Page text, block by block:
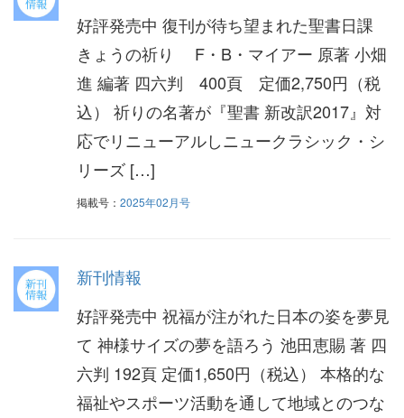
好評発売中 復刊が待ち望まれた聖書日課
きょうの祈り F・B・マイアー 原著 小畑
進 編著 四六判 400頁 定価2,750円（税
込） 祈りの名著が『聖書 新改訳2017』対
応でリニューアルしニュークラシック・シ
リーズ […]
掲載号： 2025年02月号
新刊情報
好評発売中 祝福が注がれた日本の姿を夢見
て 神様サイズの夢を語ろう 池田恵賜 著 四
六判 192頁 定価1,650円（税込） 本格的な
福祉やスポーツ活動を通して地域とのつな